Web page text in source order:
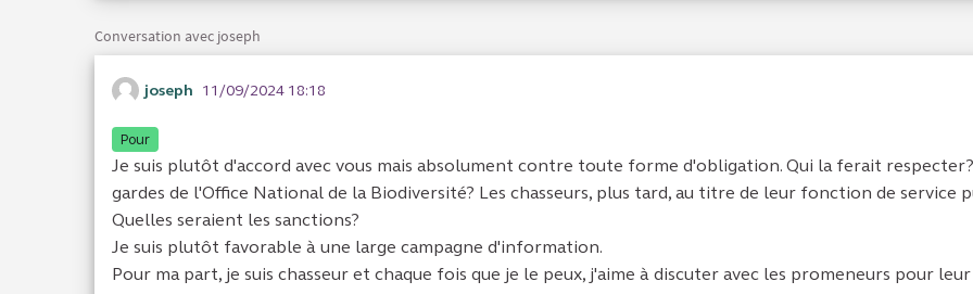
Conversation avec joseph
joseph 11/09/2024 18:18
Pour
Je suis plutôt d'accord avec vous mais absolument contre toute forme d'obligation. Qui la ferait
gardes de l'Office National de la Biodiversité? Les chasseurs, plus tard, au titre de leur fonction de service
Quelles seraient les sanctions?
Je suis plutôt favorable à une large campagne d'information.
Pour ma part, je suis chasseur et chaque fois que je le peux, j'aime à discuter avec les promeneurs pour leur